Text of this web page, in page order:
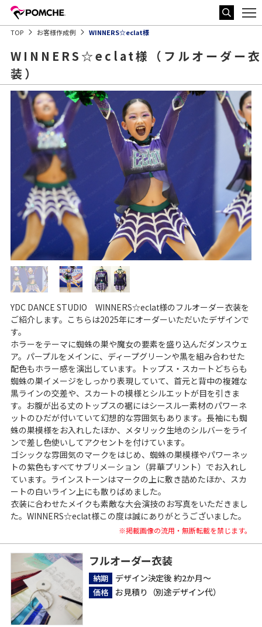
TOP お客様作成例 WINNERS☆eclat様
WINNERS☆eclat様（フルオーダー衣
装）
YDC DANCE STUDIO WINNERS☆eclat様のフルオーダー衣装を
ご紹介します。こちらは2025年にオーダーいただいたデザインで
す。
ホラーをテーマに蜘蛛の巣や魔女の要素を盛り込んだダンスウェ
ア。パープルをメインに、ディープグリーンや黒を組み合わせた
配色もホラー感を演出しています。トップス・スカートどちらも
蜘蛛の巣イメージをしっかり表現していて、首元と背中の複雑な
黒ラインの交差や、スカートの模様とシルエットが目を引きま
す。お腹が出る丈のトップスの裾にはシースルー素材のパワーネ
ットのひだが付いていて幻想的な雰囲気もあります。長袖にも蜘
蛛の巣模様をお入れしたほか、メタリック生地のシルバーをライ
ンで差し色使いしてアクセントを付けています。
ゴシックな雰囲気のマークをはじめ、蜘蛛の巣模様やパワーネッ
トの紫色もすべてサブリメーション（昇華プリント）でお入れし
ています。ラインストーンはマークの上に敷き詰めたほか、スカ
ートの白いライン上にも散りばめました。
衣装に合わせたメイクも素敵な大会演技のお写真をいただきまし
た。WINNERS☆eclat様この度は誠にありがとうございました。
※掲載画像の流用・無断転載を禁じます。
フルオーダー衣装
納期 デザイン決定後 約2か月～
価格 お見積り（別途デザイン代）